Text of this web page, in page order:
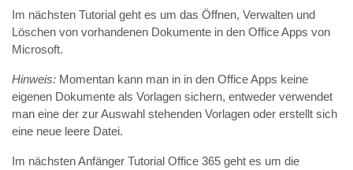
Im nächsten Tutorial geht es um das Öffnen, Verwalten und
Löschen von vorhandenen Dokumente in den Office Apps von
Microsoft.
Hinweis: Momentan kann man in in den Office Apps keine
eigenen Dokumente als Vorlagen sichern, entweder verwendet
man eine der zur Auswahl stehenden Vorlagen oder erstellt sich
eine neue leere Datei.
Im nächsten Anfänger Tutorial Office 365 geht es um die